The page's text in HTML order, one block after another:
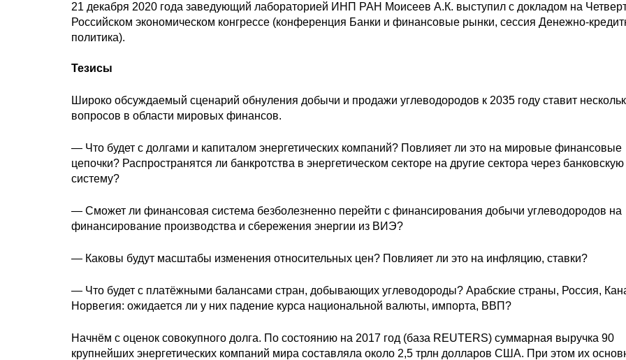
21 декабря 2020 года заведующий лабораторией ИНП РАН Моисеев А.К. выступил с докладом на
Российском экономическом конгрессе (конференция Банки и финансовые рынки, сессия Денежно-
политика).
Тезисы
Широко обсуждаемый сценарий обнуления добычи и продажи углеводородов к 2035 году ставит
вопросов в области мировых финансов.
— Что будет с долгами и капиталом энергетических компаний? Повлияет ли это на мировые финансовые
цепочки? Распространятся ли банкротства в энергетическом секторе на другие сектора через банковскую
систему?
— Сможет ли финансовая система безболезненно перейти с финансирования добычи углеводородов на
финансирование производства и сбережения энергии из ВИЭ?
— Каковы будут масштабы изменения относительных цен? Повлияет ли это на инфляцию, ставки?
— Что будет с платёжными балансами стран, добывающих углеводороды? Арабские страны, Россия,
Норвегия: ожидается ли у них падение курса национальной валюты, импорта, ВВП?
Начнём с оценок совокупного долга. По состоянию на 2017 год (база REUTERS) суммарная выручка 90
крупнейших энергетических компаний мира составляла около 2,5 трлн долларов США. При этом их